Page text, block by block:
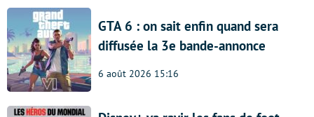
GTA 6 : on sait enfin quand sera
diffusée la 3e bande-annonce
6 août 2026 15:16